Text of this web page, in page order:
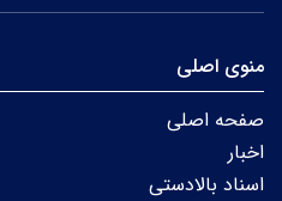
منوی اصلی
صفحه اصلی
اخبار
اسناد بالادستی